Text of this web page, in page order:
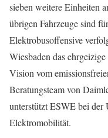
sieben weitere Einheiten
übrigen Fahrzeuge sind
Elektrobusoffensive
Wiesbaden das
Vision vom
Beratungsteam von
unterstützt ESWE bei der
Elektromobilität.